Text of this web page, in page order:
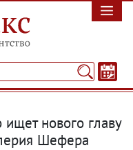
нового главу
Шефера